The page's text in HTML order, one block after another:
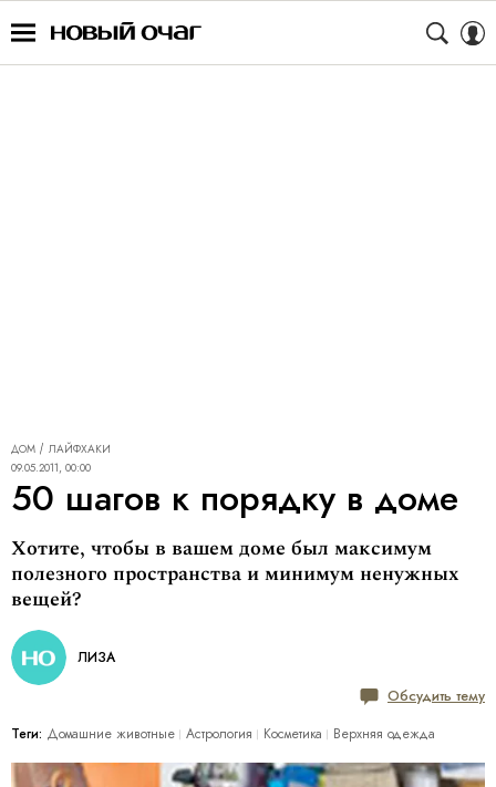
ДОМ
ЛАЙФХАКИ
09.05.2011, 00:00
50 шагов к порядку в доме
Хотите, чтобы в вашем доме был максимум
полезного пространства и минимум ненужных
вещей?
ЛИЗА
Обсудить тему
Теги: Домашние животные Астрология Косметика Верхняя одежда